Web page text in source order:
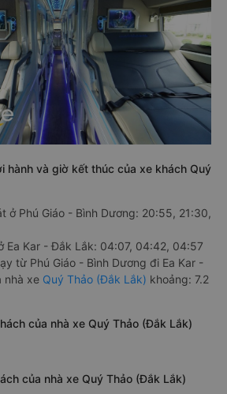
hành và giờ kết thúc của xe khách Quý
ở Phú Giáo - Bình Dương: 20:55, 21:30,
Ea Kar - Đắk Lắk: 04:07, 04:42, 04:57
từ Phú Giáo - Bình Dương đi Ea Kar -
nhà xe Quý Thảo (Đắk Lắk) khoảng: 7.2
của nhà xe Quý Thảo (Đắk Lắk)
của nhà xe Quý Thảo (Đắk Lắk)